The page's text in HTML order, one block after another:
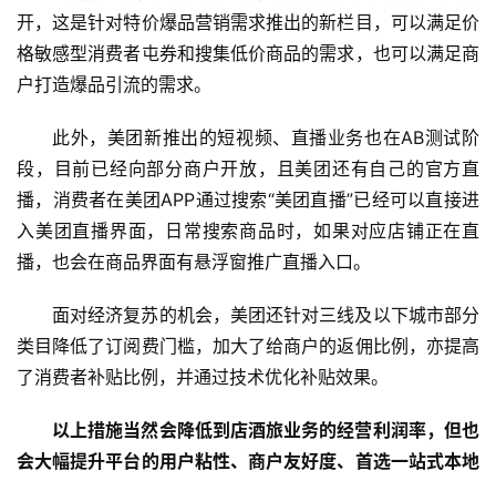
开，这是针对特价爆品营销需求推出的新栏目，可以满足价
格敏感型消费者屯券和搜集低价商品的需求，也可以满足商
户打造爆品引流的需求。
此外，美团新推出的短视频、直播业务也在AB测试阶
段，目前已经向部分商户开放，且美团还有自己的官方直
播，消费者在美团APP通过搜索“美团直播”已经可以直接进
入美团直播界面，日常搜索商品时，如果对应店铺正在直
播，也会在商品界面有悬浮窗推广直播入口。
面对经济复苏的机会，美团还针对三线及以下城市部分
类目降低了订阅费门槛，加大了给商户的返佣比例，亦提高
了消费者补贴比例，并通过技术优化补贴效果。
以上措施当然会降低到店酒旅业务的经营利润率，但也
会大幅提升平台的用户粘性、商户友好度、首选一站式本地